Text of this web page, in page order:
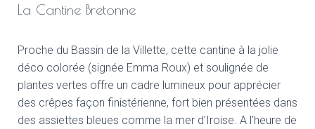
La Cantine Bretonne
Proche du Bassin de la Villette, cette cantine à la jolie
déco colorée (signée Emma Roux) et soulignée de
plantes vertes offre un cadre lumineux pour apprécier
des crêpes façon finistérienne, fort bien présentées dans
des assiettes bleues comme la mer d’Iroise. A l’heure de